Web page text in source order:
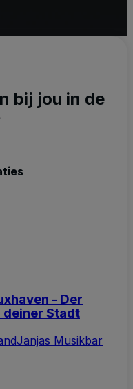
bij jou in de
- Der
Stadt
Janjas Musikbar